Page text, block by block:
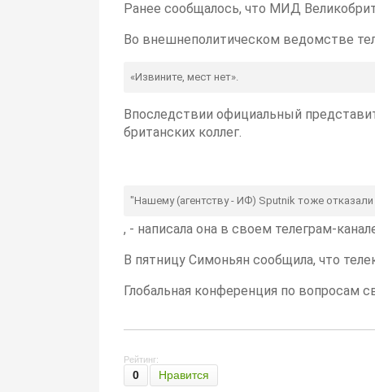
Ранее сообщалось, что МИД
Во внешнеполитическом ведомстве
«Извините, мест нет».
Впоследствии официальный
британских коллег.
"Нашему (агентству - ИФ) Sputnik тоже
, - написала она в своем телеграм-
В пятницу Симоньян сообщила, что
Глобальная конференция по вопросам
Рейтинг:
0 Нравится